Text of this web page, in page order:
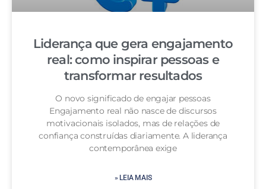
Liderança que gera engajamento
real: como inspirar pessoas e
transformar resultados
O novo significado de engajar pessoas
Engajamento real não nasce de discursos
motivacionais isolados, mas de relações de
confiança construídas diariamente. A liderança
contemporânea exige
» LEIA MAIS